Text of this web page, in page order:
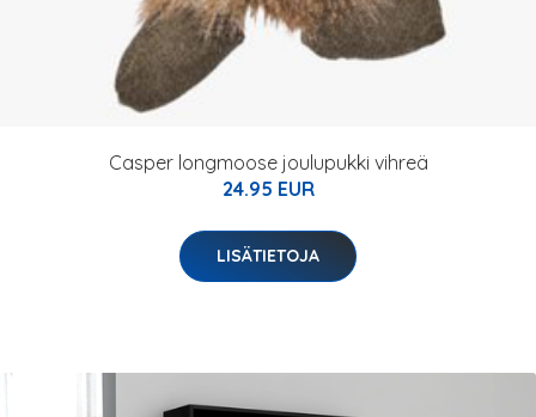
Casper longmoose joulupukki vihreä
24.95 EUR
LISÄTIETOJA